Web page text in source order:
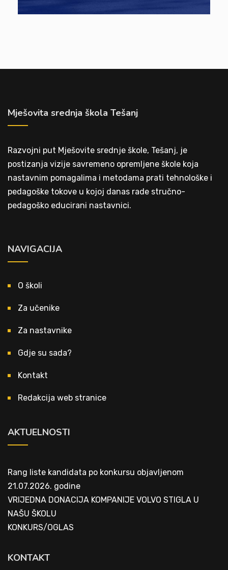
Mješovita srednja škola Tešanj
Razvojni put Mješovite srednje škole, Tešanj, je
postizanja vizije savremeno opremljene škole koja
nastavnim pomagalima i metodama prati tehnološke i
pedagoške tokove u kojoj danas rade stručno-
pedagoško educirani nastavnici.
NAVIGACIJA
O školi
Za učenike
Za nastavnike
Gdje su sada?
Kontakt
Redakcija web stranice
AKTUELNOSTI
Rang liste kandidata po konkursu objavljenom
21.07.2026. godine
VRIJEDNA DONACIJA KOMPANIJE VOLVO STIGLA U
NAŠU ŠKOLU
KONKURS/OGLAS
KONTAKT